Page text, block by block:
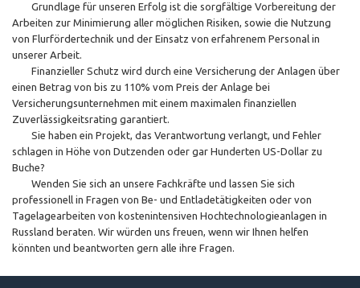
Grundlage für unseren Erfolg ist die sorgfältige Vorbereitung der
Arbeiten zur Minimierung aller möglichen Risiken, sowie die Nutzung
von Flurfördertechnik und der Einsatz von erfahrenem Personal in
unserer Arbeit.
Finanzieller Schutz wird durch eine Versicherung der Anlagen über
einen Betrag von bis zu 110% vom Preis der Anlage bei
Versicherungsunternehmen mit einem maximalen finanziellen
Zuverlässigkeitsrating garantiert.
Sie haben ein Projekt, das Verantwortung verlangt, und Fehler
schlagen in Höhe von Dutzenden oder gar Hunderten US-Dollar zu
Buche?
Wenden Sie sich an unsere Fachkräfte und lassen Sie sich
professionell in Fragen von Be- und Entladetätigkeiten oder von
Tagelagearbeiten von kostenintensiven Hochtechnologieanlagen in
Russland beraten. Wir würden uns freuen, wenn wir Ihnen helfen
könnten und beantworten gern alle ihre Fragen.